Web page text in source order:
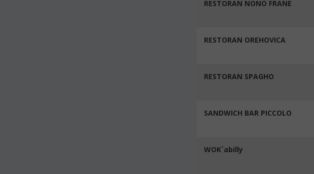
RESTORAN NONO FRANE
RESTORAN OREHOVICA
RESTORAN SPAGHO
SANDWICH BAR PICCOLO
WOK`abilly